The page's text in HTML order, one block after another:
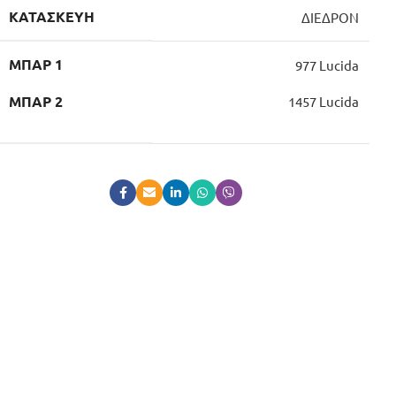
ΚΑΤΑΣΚΕΥΉ ΔΙΕΔΡΟΝ
ΜΠΑΡ 1
ΜΠΑΡ 2
977 Lucida
1457 Lucida